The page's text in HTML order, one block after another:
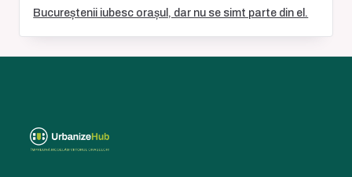
Bucureștenii iubesc orașul, dar nu se simt parte din el.